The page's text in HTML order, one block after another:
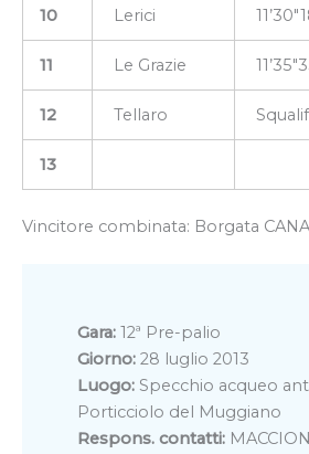
10 Lerici
11 Le Grazie
12 Tellaro
13
Vincitore combinata: Borgata
Gara: 12ª Pre-palio
Giorno: 28 luglio 2013
Luogo: Specchio acqueo
Porticciolo del Muggiano
Respons. contatti: